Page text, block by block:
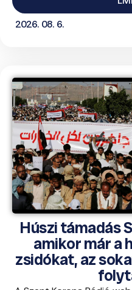
2026. 08. 6.
Húszi támadás
amikor már a
zsidókat, az